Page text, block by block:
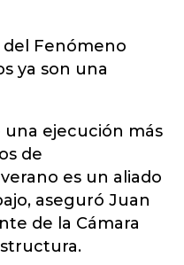
Fenómeno
ya son una
ejecución más
de
es un aliado
aseguró Juan
de la Cámara